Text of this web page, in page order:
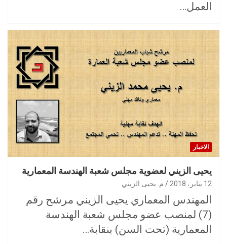
العمل…
الاخبار
يحيى الزيني لعضوية مجلس شعبة الهندسة المعمارية
12 يناير، 2018 م. يحيى الزيني
المهندس المعماري يحيى الزيني مرشح رقم
(7) لمنصب عضو مجلس شعبة الهندسة
المعمارية (تحت السن) بنقابة…